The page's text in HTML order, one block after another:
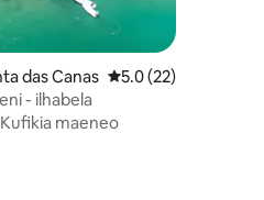
ya 5, tathmini 7
das Canas Ukadiriaji wa
5.0 (22)
- ilhabela
Kufikia maeneo